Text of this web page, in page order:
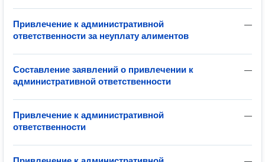
—
Привлечение к административной
ответственности за неуплату алиментов
—
Составление заявлений о привлечении к
административной ответственности
—
Привлечение к административной
ответственности